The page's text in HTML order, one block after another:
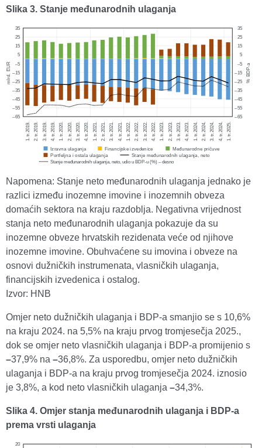
Slika 3. Stanje međunarodnih ulaganja
Napomena: Stanje neto međunarodnih ulaganja jednako je
razlici između inozemne imovine i inozemnih obveza
domaćih sektora na kraju razdoblja. Negativna vrijednost
stanja neto međunarodnih ulaganja pokazuje da su
inozemne obveze hrvatskih rezidenata veće od njihove
inozemne imovine. Obuhvaćene su imovina i obveze na
osnovi dužničkih instrumenata, vlasničkih ulaganja,
financijskih izvedenica i ostalog.
Izvor: HNB
Omjer neto dužničkih ulaganja i BDP-a smanjio se s 10,6%
na kraju 2024. na 5,5% na kraju prvog tromjesečja 2025.,
dok se omjer neto vlasničkih ulaganja i BDP-a promijenio s
–37,9% na –36,8%. Za usporedbu, omjer neto dužničkih
ulaganja i BDP-a na kraju prvog tromjesečja 2024. iznosio
je 3,8%, a kod neto vlasničkih ulaganja –34,3%.
Slika 4. Omjer stanja međunarodnih ulaganja i BDP-a
prema vrsti ulaganja